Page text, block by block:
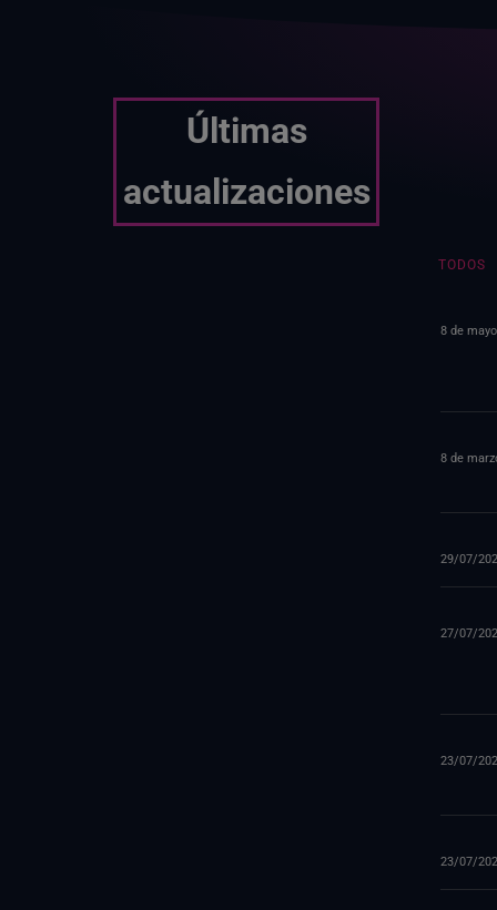
Últimas
actualizaciones
TODOS
8 de
8 de
29/07/
27/07/
23/07/
23/07/